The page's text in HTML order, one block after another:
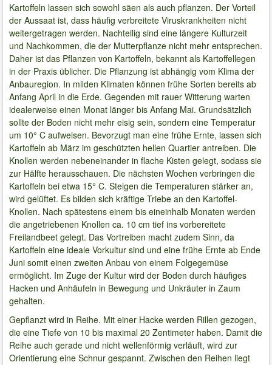
Kartoffeln lassen sich sowohl säen als auch pflanzen. Der Vorteil
der Aussaat ist, dass häufig verbreitete Viruskrankheiten nicht
weitergetragen werden. Nachteilig sind eine längere Kulturzeit
und Nachkommen, die der Mutterpflanze nicht mehr entsprechen.
Daher ist das Pflanzen von Kartoffeln, bekannt als Kartoffellegen
in der Praxis üblicher. Die Pflanzung ist abhängig vom Klima der
Anbauregion. In milden Klimaten können frühe Sorten bereits ab
Anfang April in die Erde. Gegenden mit rauer Witterung warten
idealerweise einen Monat länger bis Anfang Mai. Grundsätzlich
sollte der Boden nicht mehr eisig sein, sondern eine Temperatur
um 10° C aufweisen. Bevorzugt man eine frühe Ernte, lassen sich
Kartoffeln ab März im geschützten hellen Quartier antreiben. Die
Knollen werden nebeneinander in flache Kisten gelegt, sodass sie
zur Hälfte herausschauen. Die nächsten Wochen verbringen die
Kartoffeln bei etwa 15° C. Steigen die Temperaturen stärker an,
wird gelüftet. Es bilden sich kräftige Triebe an den Kartoffel-
Knollen. Nach spätestens einem bis eineinhalb Monaten werden
die angetriebenen Knollen ca. 10 cm tief ins vorbereitete
Freilandbeet gelegt. Das Vortreiben macht zudem Sinn, da
Kartoffeln eine ideale Vorkultur sind und eine frühe Ernte ab Ende
Juni somit einen zweiten Anbau von einem Folgegemüse
ermöglicht. Im Zuge der Kultur wird der Boden durch häufiges
Hacken und Anhäufeln in Bewegung und Unkräuter in Zaum
gehalten.
Gepflanzt wird in Reihe. Mit einer Hacke werden Rillen gezogen,
die eine Tiefe von 10 bis maximal 20 Zentimeter haben. Damit die
Reihe auch gerade und nicht wellenförmig verläuft, wird zur
Orientierung eine Schnur gespannt. Zwischen den Reihen liegt